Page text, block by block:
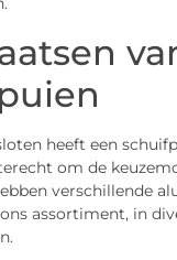
heeft een
om de
verschillende
assortiment, in